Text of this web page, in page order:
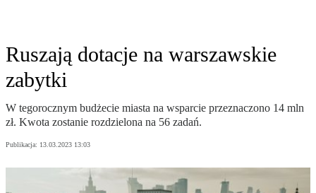
Ruszają dotacje na warszawskie
zabytki
W tegorocznym budżecie miasta na wsparcie przeznaczono 14 mln
zł. Kwota zostanie rozdzielona na 56 zadań.
Publikacja: 13.03.2023 13:03